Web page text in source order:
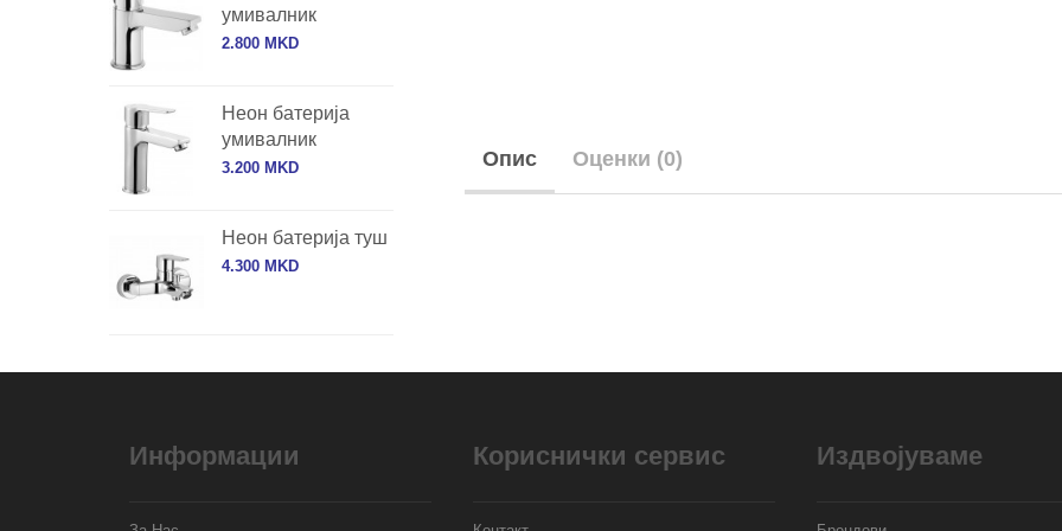
умивалник
2.800 MKD
Неон батерија
умивалник
3.200 MKD
Неон батерија туш
4.300 MKD
Опис Оценки (0)
Информации Кориснички сервис Издвојуваме